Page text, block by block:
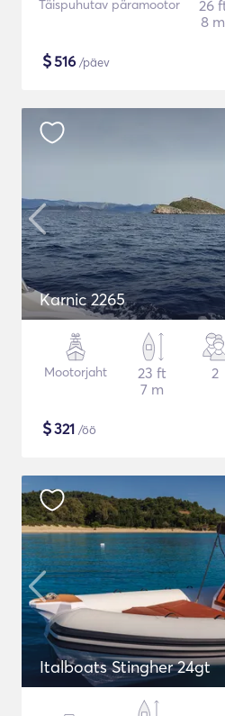
Täispuhutav päramootor
26
8 m
$516 /päev
Karnic 2265
Mootorjaht
23 ft
7 m
2
$321 /öö
Italboats Stingher 24gt